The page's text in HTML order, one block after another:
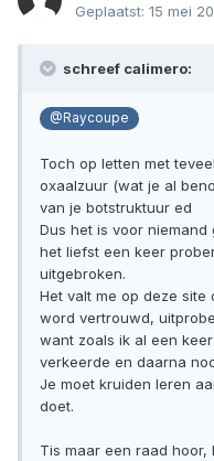
Geplaatst: 15 mei
schreef calimero:
@Raycoupe
Toch op letten met
oxaalzuur (wat je al
van je botstruktuur ed
Dus het is voor
het liefst een keer
uitgebroken.
Het valt me op deze
word vertrouwd,
want zoals ik al een
verkeerde en daarna
Je moet kruiden leren
doet.
Tis maar een raad hoor,